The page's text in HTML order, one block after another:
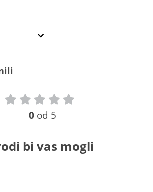
0 od 5
bi vas mogli